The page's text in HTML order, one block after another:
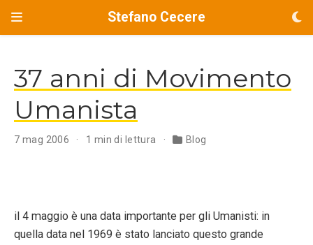
Stefano Cecere
37 anni di Movimento
Umanista
7 mag 2006 1 min di lettura Blog
il 4 maggio è una data importante per gli Umanisti: in
quella data nel 1969 è stato lanciato questo grande